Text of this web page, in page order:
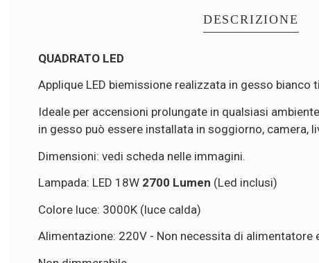
DESCRIZIONE
QUADRATO LED
Applique LED biemissione realizzata in gesso
Ideale per accensioni prolungate in qualsiasi
in gesso può essere installata in soggiorno, camera,
Dimensioni: vedi scheda nelle immagini.
Lampada: LED 18W 2700 Lumen (Led inclusi)
Colore luce: 3000K (luce calda)
Alimentazione: 220V - Non necessita di alimentatore